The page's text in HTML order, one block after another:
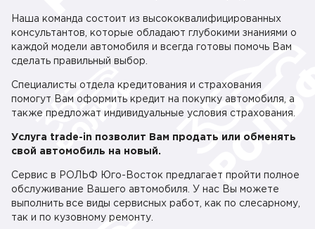
Наша команда состоит из высококвалифицированных
консультантов, которые обладают глубокими знаниями о
каждой модели автомобиля и всегда готовы помочь Вам
сделать правильный выбор.
Специалисты отдела кредитования и страхования
помогут Вам оформить кредит на покупку автомобиля, а
также предложат индивидуальные условия страхования.
Услуга trade-in позволит Вам продать или обменять
свой автомобиль на новый.
Сервис в РОЛЬФ Юго-Восток предлагает пройти полное
обслуживание Вашего автомобиля. У нас Вы можете
выполнить все виды сервисных работ, как по слесарному,
так и по кузовному ремонту.